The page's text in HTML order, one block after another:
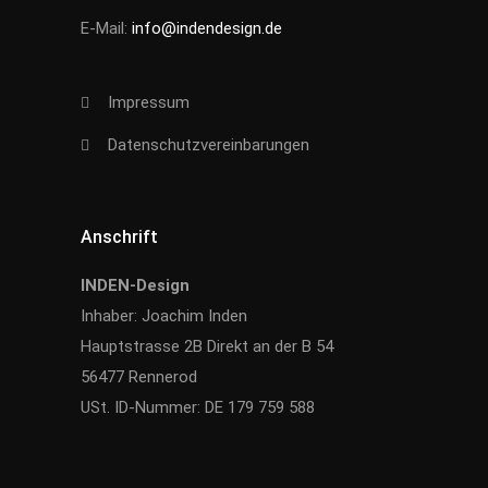
E-Mail: info@indendesign.de
Impressum
Datenschutzvereinbarungen
Anschrift
INDEN-Design
Inhaber: Joachim Inden
Hauptstrasse 2B Direkt an der B 54
56477 Rennerod
USt. ID-Nummer: DE 179 759 588